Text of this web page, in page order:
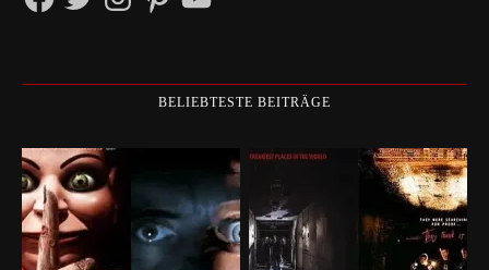
BELIEBTESTE BEITRÄGE